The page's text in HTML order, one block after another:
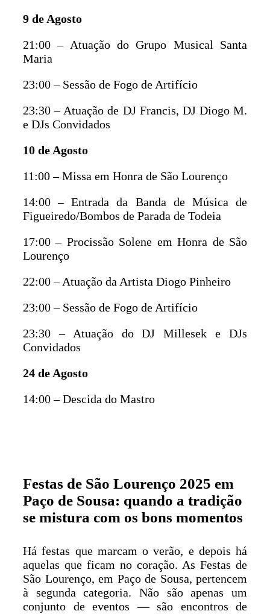
9 de Agosto
21:00 – Atuação do Grupo Musical Santa
Maria
23:00 – Sessão de Fogo de Artifício
23:30 – Atuação de DJ Francis, DJ Diogo M.
e DJs Convidados
10 de Agosto
11:00 – Missa em Honra de São Lourenço
14:00 – Entrada da Banda de Música de
Figueiredo/Bombos de Parada de Todeia
17:00 – Procissão Solene em Honra de São
Lourenço
22:00 – Atuação da Artista Diogo Pinheiro
23:00 – Sessão de Fogo de Artifício
23:30 – Atuação do DJ Millesek e DJs
Convidados
24 de Agosto
14:00 – Descida do Mastro
Festas de São Lourenço 2025 em
Paço de Sousa: quando a tradição
se mistura com os bons momentos
Há festas que marcam o verão, e depois há
aquelas que ficam no coração. As Festas de
São Lourenço, em Paço de Sousa, pertencem
à segunda categoria. Não são apenas um
conjunto de eventos — são encontros de